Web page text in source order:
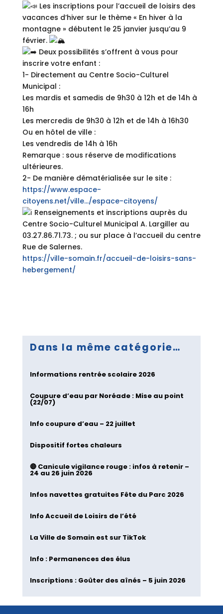
Les inscriptions pour l’accueil de loisirs des
vacances d’hiver sur le thème « En hiver à la
montagne » débutent le 25 janvier jusqu’au 9
février.
Deux possibilités s’offrent à vous pour
inscrire votre enfant :
1- Directement au Centre Socio-Culturel
Municipal :
Les mardis et samedis de 9h30 à 12h et de 14h à
16h
Les mercredis de 9h30 à 12h et de 14h à 16h30
Ou en hôtel de ville :
Les vendredis de 14h à 16h
Remarque : sous réserve de modifications
ultérieures.
2- De manière dématérialisée sur le site :
https://www.espace-
citoyens.net/ville…/espace-citoyens/
Renseignements et inscriptions auprès du
Centre Socio-Culturel Municipal A. Largiller au
03.27.86.71.73. ; ou sur place à l’accueil du centre
Rue de Salernes.
https://ville-somain.fr/accueil-de-loisirs-sans-
hebergement/
Dans la même catégorie…
Informations rentrée scolaire 2026
Coupure d’eau par Noréade : Mise au point
(22/07)
Info coupure d’eau – 22 juillet
Dispositif fortes chaleurs
🔴 Canicule vigilance rouge : infos à retenir –
24 au 26 juin 2026
Infos navettes gratuites Fête du Parc 2026
Info Accueil de Loisirs de l’été
La Ville de Somain est sur TikTok
Info : Permanences des élus
Inscriptions : Goûter des aînés – 5 juin 2026